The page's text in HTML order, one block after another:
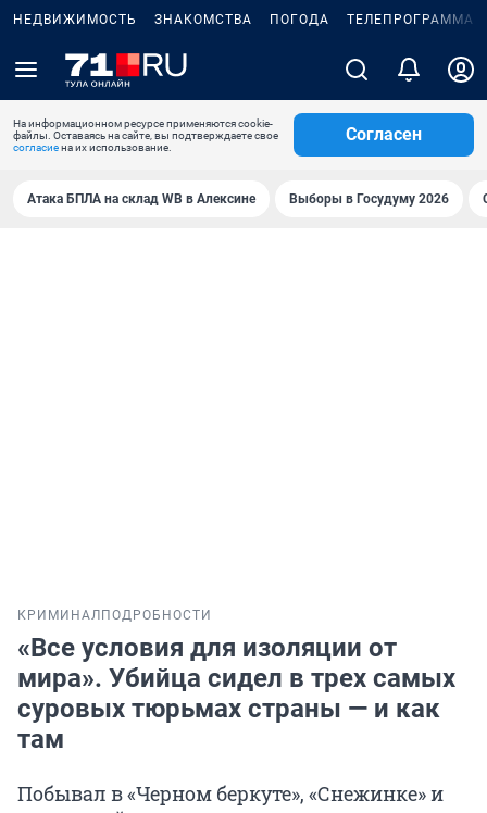
НЕДВИЖИМОСТЬ ЗНАКОМСТВА ПОГОДА ТЕЛЕПРОГРАММА
На информационном ресурсе применяются cookie-
файлы. Оставаясь на сайте, вы подтверждаете свое
согласиена их использование.
Согласен
Атака БПЛА на склад WB в Алексине Выборы в Госудуму 2026
КРИМИНАЛ ПОДРОБНОСТИ
«Все условия для изоляции от
мира». Убийца сидел в трех самых
суровых тюрьмах страны — и как
там
Побывал в «Черном беркуте», «Снежинке» и